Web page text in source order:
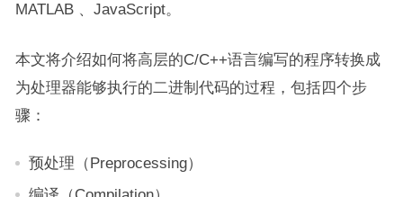
MATLAB 、JavaScript。
本文将介绍如何将高层的C/C++语言编写的程序转换成
为处理器能够执行的二进制代码的过程，包括四个步
骤：
预处理（Preprocessing）